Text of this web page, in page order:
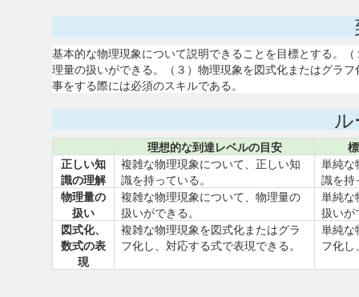
基本的な物理現象について説明できることを目標とする。
理量の扱いができる。（３）物理現象を図式化またはグラ
事をする際には必須のスキルである。
理想的な到達レベルの目安
正しい知
識の理解
複雑な物理現象について、正しい知
識を持っている。
単純な
識を持
物理量の
扱い
複雑な物理現象について、物理量の
扱いができる。
単純な
扱いが
図式化、
数式の表
現
複雑な物理現象を図式化またはグラ
フ化し、対応する式で表現できる。
単純な
フ化し